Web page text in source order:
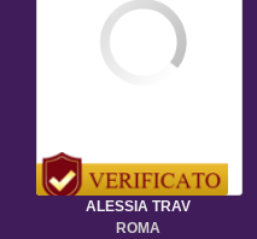
ALESSIA TRAV
ROMA